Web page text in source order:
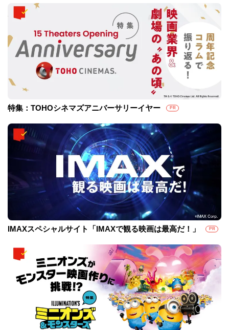
細田守 時をかける少女
特集
特集：TOHOシネマズアニバーサリーイヤー PR
IMAXスペシャルサイト「IMAXで観る映画は最高だ！」